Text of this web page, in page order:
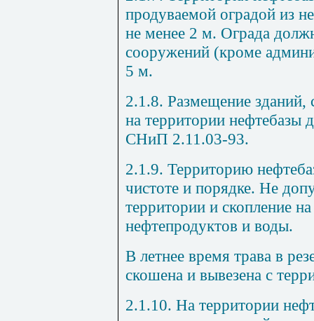
продуваемой оградой из
не менее 2 м. Ограда
сооружений (кроме
5 м.
2.1.8. Размещение зданий,
на территории нефтебазы
СНиП 2.11.03-93.
2.1.9. Территорию
чистоте и порядке. Не
территории и скопление
нефтепродуктов и воды.
В летнее время трава в
скошена и вывезена с
2.1.10. На территории